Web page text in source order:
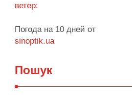
ветер:
Погода на 10 дней от
sinoptik.ua
Пошук